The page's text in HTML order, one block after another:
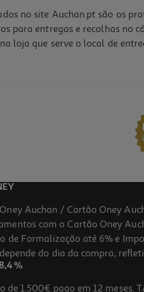
no site Auchan.pt são os
para entregas e recolhas
loja que serve o local de
Auchan / Cartão Oney
com o Cartão Oney
de Formalização até 6% e
do dia da compra,
%
1.500€ pago em 12 meses.